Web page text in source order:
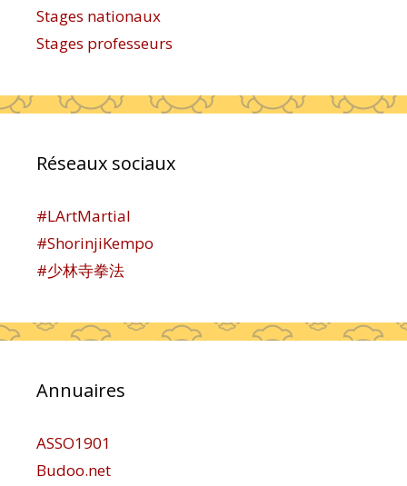
Stages nationaux
Stages professeurs
Réseaux sociaux
#LArtMartial
#ShorinjiKempo
#少林寺拳法
Annuaires
ASSO1901
Budoo.net